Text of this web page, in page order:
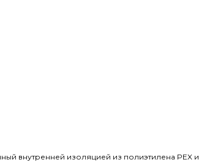
внутренней изоляцией из полиэтилена PEX и